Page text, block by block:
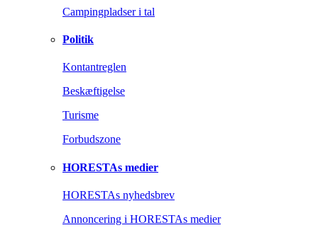
Campingpladser i tal
Politik
Kontantreglen
Beskæftigelse
Turisme
Forbudszone
HORESTAs medier
HORESTAs nyhedsbrev
Annoncering i HORESTAs medier